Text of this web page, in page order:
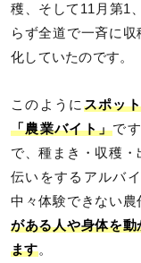
穫、そして11月第1
らず全道で一斉に
化していたのです。
このように スポッ
「農業バイト」で
で、種まき・収穫
伝いをするアルバ
中々体験できない農
がある人や身体を
ます。